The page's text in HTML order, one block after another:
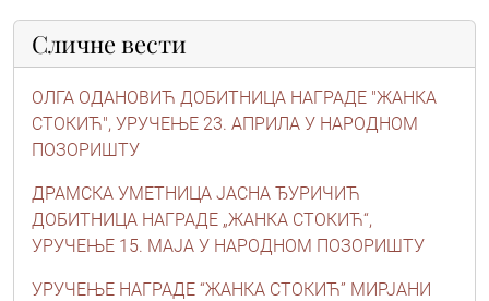
Сличне вести
ОЛГА ОДАНОВИЋ ДОБИТНИЦА НАГРАДЕ "ЖАНКА
СТОКИЋ", УРУЧЕЊЕ 23. АПРИЛА У НАРОДНОМ
ПОЗОРИШТУ
ДРАМСКА УМЕТНИЦА ЈАСНА ЂУРИЧИЋ
ДОБИТНИЦА НАГРАДЕ „ЖАНКА СТОКИЋ“,
УРУЧЕЊЕ 15. МАЈА У НАРОДНОМ ПОЗОРИШТУ
УРУЧЕЊЕ НАГРАДЕ “ЖАНКА СТОКИЋ” МИРЈАНИ